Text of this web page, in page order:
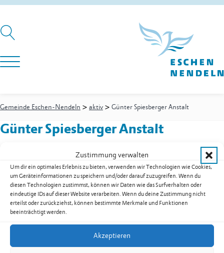
Zustimmung verwalten
Um dir ein optimales Erlebnis zu bieten, verwenden wir Technologien wie Cookies,
um Geräteinformationen zu speichern und/oder darauf zuzugreifen. Wenn du
diesen Technologien zustimmst, können wir Daten wie das Surfverhalten oder
eindeutige IDs auf dieser Website verarbeiten. Wenn du deine Zustimmung nicht
erteilst oder zurückziehst, können bestimmte Merkmale und Funktionen
beeinträchtigt werden.
Akzeptieren
Gemeinde Eschen-Nendeln > aktiv > Günter Spiesberger Anstalt
Günter Spiesberger Anstalt
Innere Wiesen 14
9485Nendeln
Festnetz+423 791 44 20
E-Mailinfo@spiesberger.cc
Webwww.spiesberger.cc
Kontakt:SpiesbergerGünter